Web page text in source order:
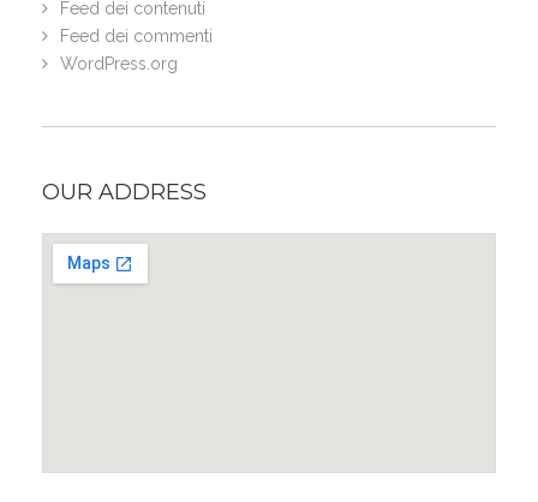
Feed dei contenuti
Feed dei commenti
WordPress.org
OUR ADDRESS